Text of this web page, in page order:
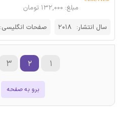
مبلغ: ۱۳۲,۰۰۰ تومان
سال انتشار: 2018 صفحات انگلیسی:
برو به صفحه
۱ ۲ ۳